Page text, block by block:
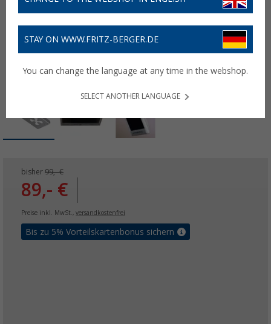
bisher 99,- €
89,- €
Preise inkl. MwSt., versandkostenfrei
Bis zu 5% Vorteilskartenbonus sichern
STAY ON WWW.FRITZ-BERGER.DE
You can change the language at any time in the webshop.
SELECT ANOTHER LANGUAGE